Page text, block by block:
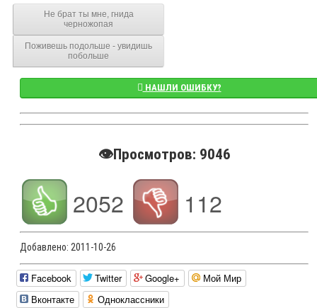
Не брат ты мне, гнида
черножопая
Поживешь подольше - увидишь
побольше
НАШЛИ ОШИБКУ?
👁️Просмотров: 9046
2052 112
Добавлено: 2011-10-26
Facebook Twitter Google+
Мой Мир
Вконтакте
Одноклассники